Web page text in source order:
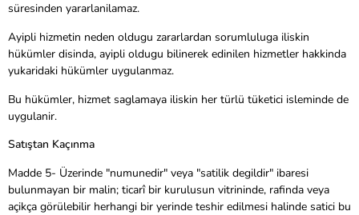
süresinden yararlanilamaz.
Ayipli hizmetin neden oldugu zararlardan sorumluluga iliskin
hükümler disinda, ayipli oldugu bilinerek edinilen hizmetler hakkinda
yukaridaki hükümler uygulanmaz.
Bu hükümler, hizmet saglamaya iliskin her türlü tüketici isleminde de
uygulanir.
Satıştan Kaçınma
Madde 5- Üzerinde "numunedir" veya "satilik degildir" ibaresi
bulunmayan bir malin; ticarî bir kurulusun vitrininde, rafinda veya
açikça görülebilir herhangi bir yerinde teshir edilmesi halinde satici bu